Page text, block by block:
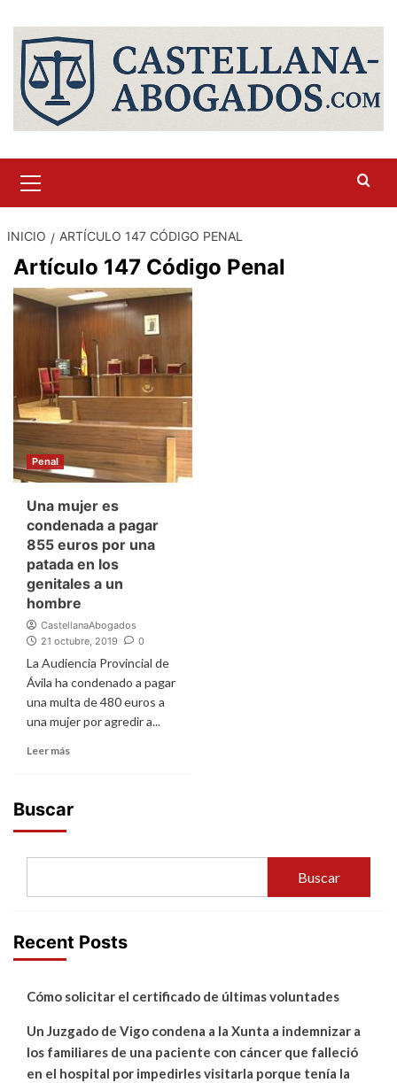
contenido
primario
INICIO ARTÍCULO 147 CÓDIGO PENAL
Artículo 147 Código Penal
Penal
Una mujer es
condenada a pagar
855 euros por una
patada en los
genitales a un
hombre
CastellanaAbogados
21 octubre, 2019
0
La Audiencia Provincial de
Ávila ha condenado a pagar
una multa de 480 euros a
una mujer por agredir a...
Leer más
Buscar
Buscar
Recent Posts
Cómo solicitar el certificado de últimas voluntades
Un Juzgado de Vigo condena a la Xunta a indemnizar a
los familiares de una paciente con cáncer que falleció
en el hospital por impedirles visitarla porque tenía la